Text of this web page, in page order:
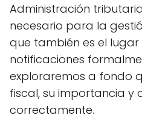
Administración
necesario para la
que también es el
notificaciones
exploraremos a fondo
fiscal, su importancia y
correctamente.